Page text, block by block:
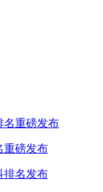
重磅发布
排名发布